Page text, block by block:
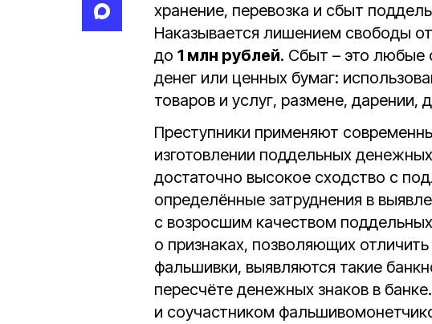
хранение, перевозка и сбыт
Наказывается лишением свободы от
до 1 млн рублей. Сбыт – это любые
денег или ценных бумаг:
товаров и услуг, размене,
Преступники применяют
изготовлении поддельных
достаточно высокое сходство с
определённые затруднения в
с возросшим качеством
о признаках, позволяющих
фальшивки, выявляются такие
пересчёте денежных знаков в
и соучастником